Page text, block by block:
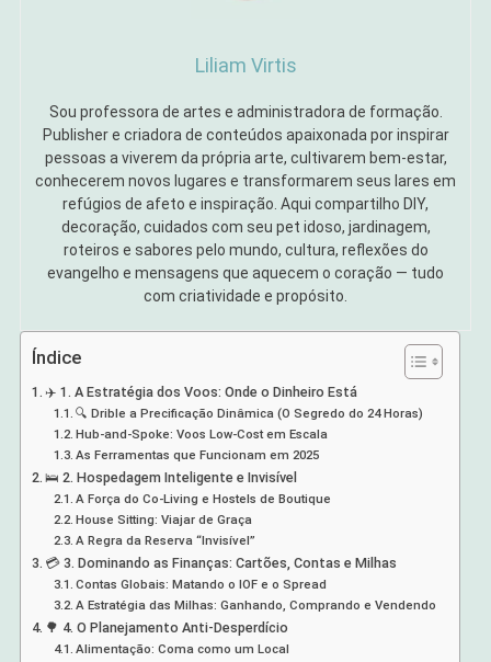
Liliam Virtis
Sou professora de artes e administradora de formação.
Publisher e criadora de conteúdos apaixonada por inspirar
pessoas a viverem da própria arte, cultivarem bem-estar,
conhecerem novos lugares e transformarem seus lares em
refúgios de afeto e inspiração. Aqui compartilho DIY,
decoração, cuidados com seu pet idoso, jardinagem,
roteiros e sabores pelo mundo, cultura, reflexões do
evangelho e mensagens que aquecem o coração — tudo
com criatividade e propósito.
Índice
✈️ 1. A Estratégia dos Voos: Onde o Dinheiro Está
🔍 Drible a Precificação Dinâmica (O Segredo do 24 Horas)
Hub-and-Spoke: Voos Low-Cost em Escala
As Ferramentas que Funcionam em 2025
🛌 2. Hospedagem Inteligente e Invisível
A Força do Co-Living e Hostels de Boutique
House Sitting: Viajar de Graça
A Regra da Reserva “Invisível”
💳 3. Dominando as Finanças: Cartões, Contas e Milhas
Contas Globais: Matando o IOF e o Spread
A Estratégia das Milhas: Ganhando, Comprando e Vendendo
🌳 4. O Planejamento Anti-Desperdício
Alimentação: Coma como um Local